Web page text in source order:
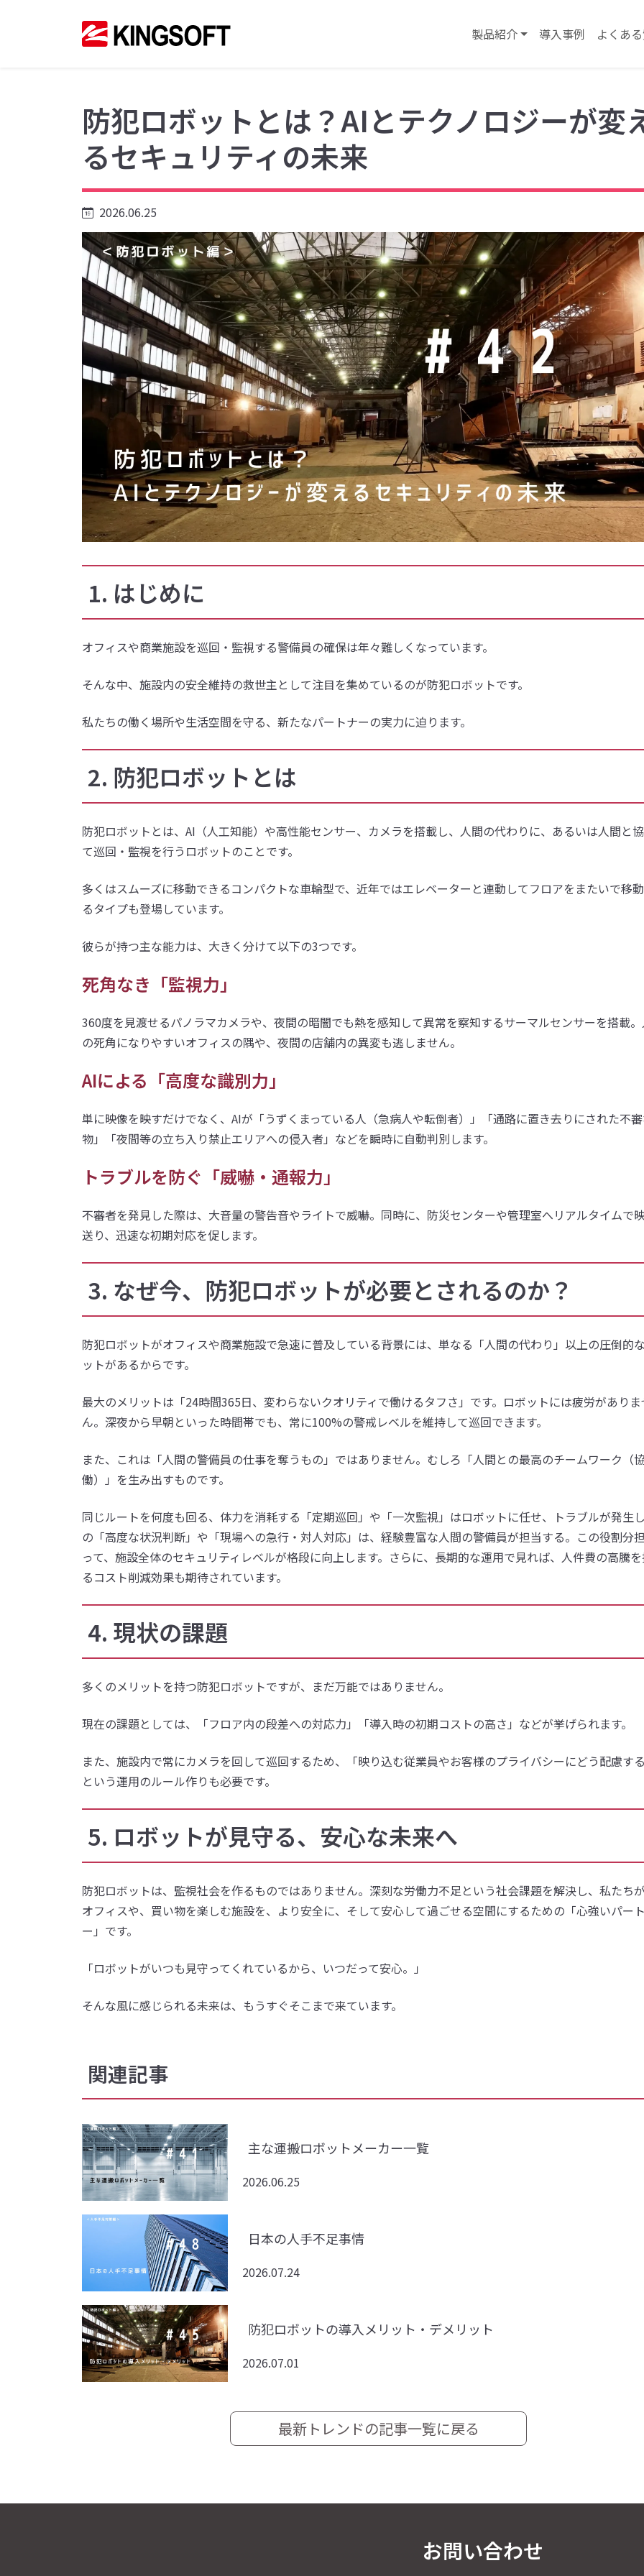
製品紹介 導入事例 よくあ
防犯ロボットとは？AIとテクノロジーが変
るセキュリティの未来
2026.06.25
1. はじめに
オフィスや商業施設を巡回・監視する警備員の確保は年々難しくなっています。
そんな中、施設内の安全維持の救世主として注目を集めているのが防犯ロボットです。
私たちの働く場所や生活空間を守る、新たなパートナーの実力に迫ります。
2. 防犯ロボットとは
防犯ロボットとは、AI（人工知能）や高性能センサー、カメラを搭載し、人間の代わりに、あるいは人間と
て巡回・監視を行うロボットのことです。
多くはスムーズに移動できるコンパクトな車輪型で、近年ではエレベーターと連動してフロアをまたいで移
るタイプも登場しています。
彼らが持つ主な能力は、大きく分けて以下の3つです。
死角なき「監視力」
360度を見渡せるパノラマカメラや、夜間の暗闇でも熱を感知して異常を察知するサーマルセンサーを搭載
の死角になりやすいオフィスの隅や、夜間の店舗内の異変も逃しません。
AIによる「高度な識別力」
単に映像を映すだけでなく、AIが「うずくまっている人（急病人や転倒者）」「通路に置き去りにされた不
物」「夜間等の立ち入り禁止エリアへの侵入者」などを瞬時に自動判別します。
トラブルを防ぐ「威嚇・通報力」
不審者を発見した際は、大音量の警告音やライトで威嚇。同時に、防災センターや管理室へリアルタイムで
送り、迅速な初期対応を促します。
3. なぜ今、防犯ロボットが必要とされるのか？
防犯ロボットがオフィスや商業施設で急速に普及している背景には、単なる「人間の代わり」以上の圧倒的
ットがあるからです。
最大のメリットは「24時間365日、変わらないクオリティで働けるタフさ」です。ロボットには疲労がありま
ん。深夜から早朝といった時間帯でも、常に100%の警戒レベルを維持して巡回できます。
また、これは「人間の警備員の仕事を奪うもの」ではありません。むしろ「人間との最高のチームワーク（
働）」を生み出すものです。
同じルートを何度も回る、体力を消耗する「定期巡回」や「一次監視」はロボットに任せ、トラブルが発生
の「高度な状況判断」や「現場への急行・対人対応」は、経験豊富な人間の警備員が担当する。この役割分
って、施設全体のセキュリティレベルが格段に向上します。さらに、長期的な運用で見れば、人件費の高騰
るコスト削減効果も期待されています。
4. 現状の課題
多くのメリットを持つ防犯ロボットですが、まだ万能ではありません。
現在の課題としては、「フロア内の段差への対応力」「導入時の初期コストの高さ」などが挙げられます。
また、施設内で常にカメラを回して巡回するため、「映り込む従業員やお客様のプライバシーにどう配慮する
という運用のルール作りも必要です。
5. ロボットが見守る、安心な未来へ
防犯ロボットは、監視社会を作るものではありません。深刻な労働力不足という社会課題を解決し、私たち
オフィスや、買い物を楽しむ施設を、より安全に、そして安心して過ごせる空間にするための「心強いパー
ー」です。
「ロボットがいつも見守ってくれているから、いつだって安心。」
そんな風に感じられる未来は、もうすぐそこまで来ています。
関連記事
主な運搬ロボットメーカー一覧
2026.06.25
日本の人手不足事情
2026.07.24
防犯ロボットの導入メリット・デメリット
2026.07.01
最新トレンドの記事一覧に戻る
お問い合わせ